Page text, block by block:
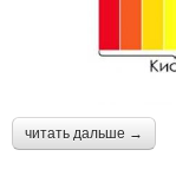
читать дальше →